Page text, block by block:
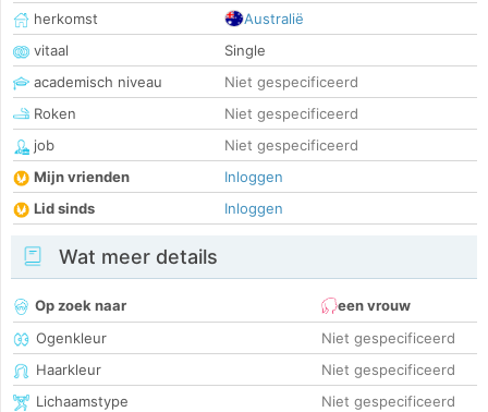
herkomst
Australië
vitaal
Single
academisch niveau
Niet gespecificeerd
Roken
Niet gespecificeerd
job
Niet gespecificeerd
Mijn vrienden
Inloggen
Lid sinds
Inloggen
Wat meer details
Op zoek naar
een vrouw
Ogenkleur
Niet gespecificeerd
Haarkleur
Niet gespecificeerd
Lichaamstype
Niet gespecificeerd